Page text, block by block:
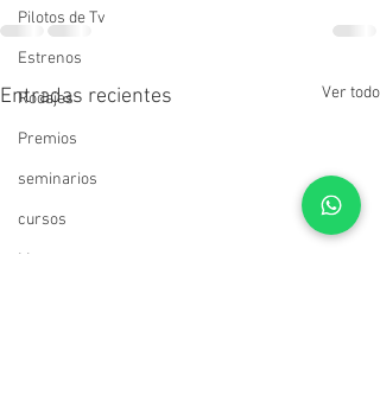
Pilotos de Tv
Estrenos
Rodajes
Premios
seminarios
cursos
Muestras
Entradas recientes Ver todo